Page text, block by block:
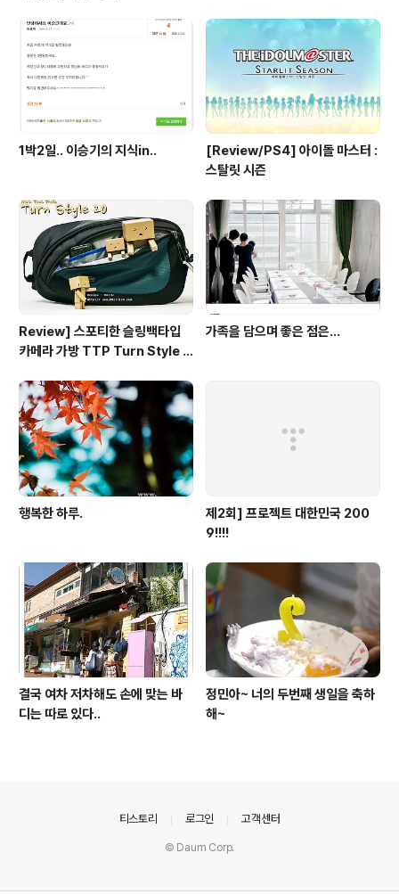
터는 다 보고 갔습니다. 젊었을적 자비스씨와 뭐.. 우주에서
뛰어다니는 갤럭시 오브 가디언 등등... 빠짐없이 다 보고
갔네요.. 2시간 훌쩍 갔습니다. (호감도가 있으니..)그렇다
고 내용이 충실한 것은 아닙니다. 충공깽 정도로 나쁜것..
1박2일.. 이승기의 지식in..
[Review/PS4] 아이돌 마스터 :
스탈릿 시즌
Review] 스포티한 슬링백타입
카메라 가방 TTP Turn Style 2
가족을 담으며 좋은 점은...
행복한 하루.
제2회] 프로젝트 대한민국 200
9!!!!
결국 여차 저차해도 손에 맞는 바
디는 따로 있다..
정민아~ 너의 두번째 생일을 축하
해~
티스토리 로그인 고객센터
© Daum Corp.